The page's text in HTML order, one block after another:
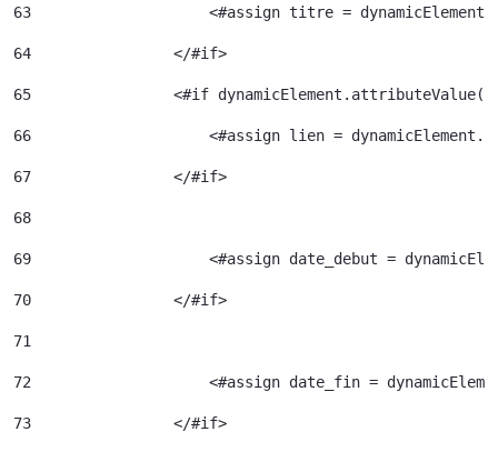
63
<#assign titre =
64
                </#if>
65
<#if
66
<#assign lien =
67
                </#if>
68
69
<#assign date_debut =
70
                </#if>
71
72
<#assign date_fin =
73
                </#if>